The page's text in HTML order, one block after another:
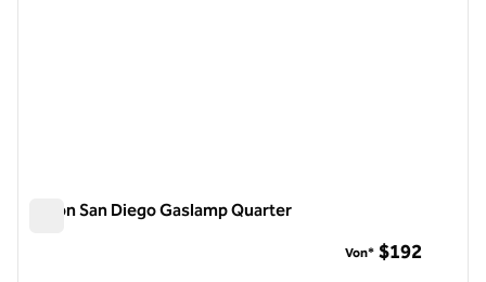
Hilton San Diego Gaslamp Quarter
Von* $192